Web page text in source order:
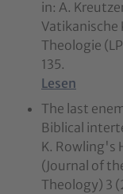
in: A.
Vatikanische
Theologie
135.
Lesen
The last
Biblical
K. Rowling's
(Journal of
Theology) 3